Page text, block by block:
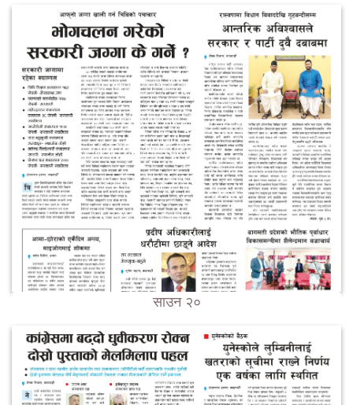
साउन २०